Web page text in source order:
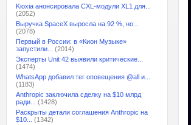
Kioxia анонсировала CXL-модули XL1 для...
(2052)
Выручка SpaceX выросла на 92 %, но...
(2078)
Первый в России: в «Кион Музыке»
запустили...
(2014)
Эксперты Unit 42 выявили критические...
(1474)
WhatsApp добавил тег оповещения @all и...
(1183)
Anthropic заключила сделку на $10 млрд
ради...
(1428)
Раскрыты детали соглашения Anthropic на
$10...
(1342)